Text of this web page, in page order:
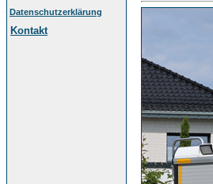
Datenschutzerklärung
Kontakt